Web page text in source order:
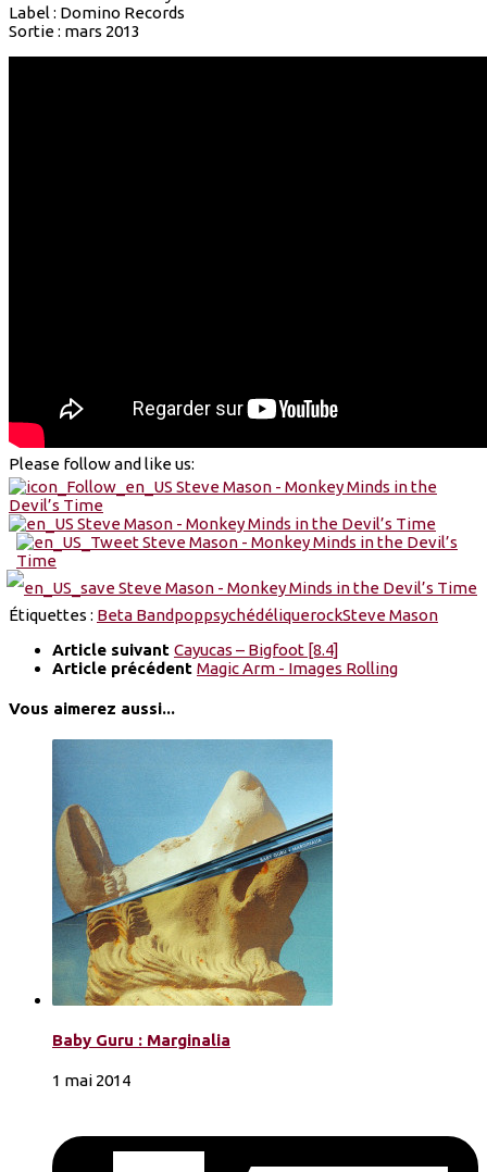
Label : Domino Records
Sortie : mars 2013
Please follow and like us:
Étiquettes : Beta BandpoppsychédéliquerockSteve Mason
Article suivant Cayucas – Bigfoot [8.4]
Article précédent Magic Arm - Images Rolling
Vous aimerez aussi...
Baby Guru : Marginalia
1 mai 2014